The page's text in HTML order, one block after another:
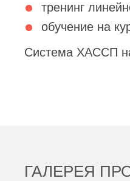
тренинг
обучение на
Система ХАССП на
ГАЛЕРЕЯ